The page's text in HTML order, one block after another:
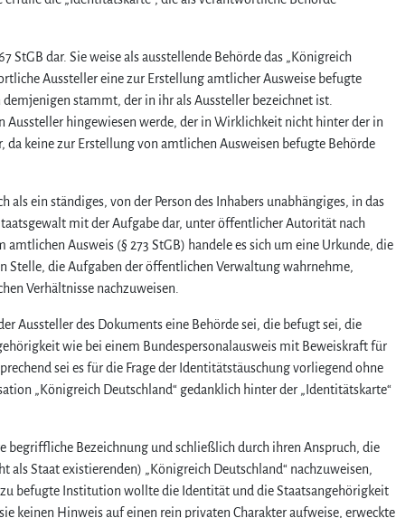
StGB dar. Sie weise als ausstellende Behörde das „Königreich
Aussteller eine zur Erstellung amtlicher Ausweise befugte
stammt, der in ihr als Aussteller bezeichnet ist.
Aussteller hingewiesen werde, der in Wirklichkeit nicht hinter der in
keine zur Erstellung von amtlichen Ausweisen befugte Behörde
als ein ständiges, von der Person des Inhabers unabhängiges, in das
mit der Aufgabe dar, unter öffentlicher Autorität nach
Ausweis (§ 273 StGB) handele es sich um eine Urkunde, die
Stelle, die Aufgaben der öffentlichen Verwaltung wahrnehme,
Verhältnisse nachzuweisen.
Aussteller des Dokuments eine Behörde sei, die befugt sei, die
wie bei einem Bundespersonalausweis mit Beweiskraft für
sei es für die Frage der Identitätstäuschung vorliegend ohne
„Königreich Deutschland“ gedanklich hinter der „Identitätskarte“
begriffliche Bezeichnung und schließlich durch ihren Anspruch, die
Staat existierenden) „Königreich Deutschland“ nachzuweisen,
befugte Institution wollte die Identität und die Staatsangehörigkeit
keinen Hinweis auf einen rein privaten Charakter aufweise, erweckte